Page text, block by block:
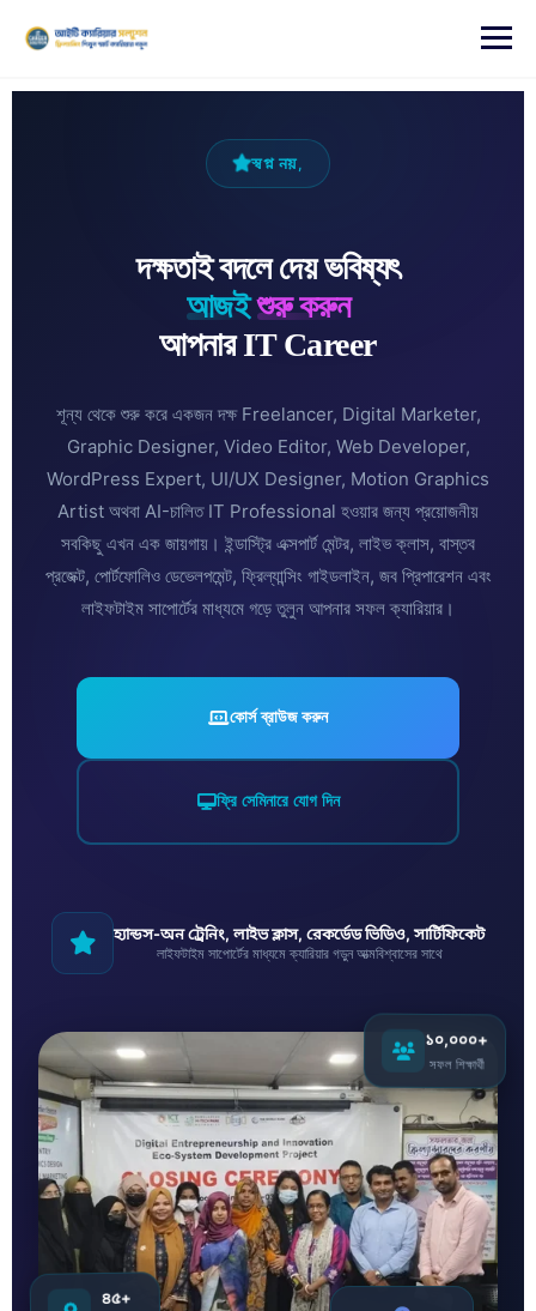
স্বপ্ন নয়,
দক্ষতাই বদলে দেয় ভবিষ্যৎ
আজই শুরু করুন
আপনার IT Career
শূন্য থেকে শুরু করে একজন দক্ষ Freelancer, Digital Marketer,
Graphic Designer, Video Editor, Web Developer,
WordPress Expert, UI/UX Designer, Motion Graphics
Artist অথবা AI-চালিত IT Professional হওয়ার জন্য প্রয়োজনীয়
সবকিছু এখন এক জায়গায়। ইন্ডাস্ট্রি এক্সপার্ট মেন্টর, লাইভ ক্লাস, বাস্তব
প্রজেক্ট, পোর্টফোলিও ডেভেলপমেন্ট, ফ্রিল্যান্সিং গাইডলাইন, জব প্রিপারেশন এবং
লাইফটাইম সাপোর্টের মাধ্যমে গড়ে তুলুন আপনার সফল ক্যারিয়ার।
কোর্স ব্রাউজ করুন
ফ্রি সেমিনারে যোগ দিন
হ্যান্ডস-অন ট্রেনিং, লাইভ ক্লাস, রেকর্ডেড ভিডিও, সার্টিফিকেট
লাইফটাইম সাপোর্টের মাধ্যমে ক্যারিয়ার গড়ুন আত্মবিশ্বাসের সাথে
১০,০০০+
সফল শিক্ষার্থী
৪৫+